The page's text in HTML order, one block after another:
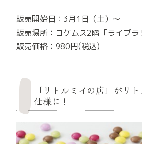
販売開始日：3月1日（土）～
販売場所：コケムス2階「ライブラ
販売価格：980円(税込)
「リトルミイの店」がリ
仕様に！